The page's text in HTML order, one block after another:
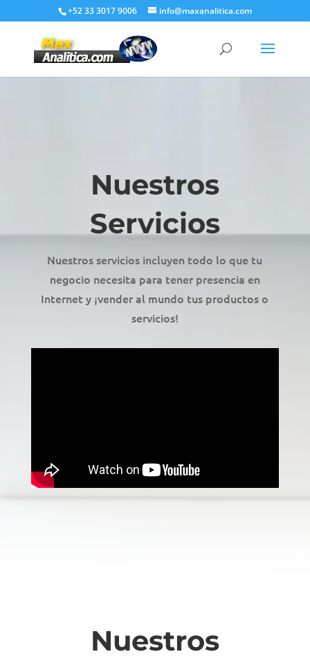
+52 33 3017 9006 info@maxanalitica.com
Nuestros
Servicios
Nuestros servicios incluyen todo lo que tu
negocio necesita para tener presencia en
Internet y ¡vender al mundo tus productos o
servicios!
Nuestros